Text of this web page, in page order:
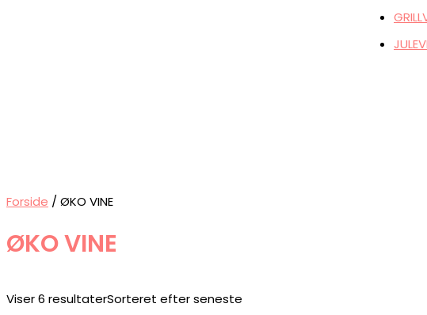
Forside / ØKO VINE
ØKO VINE
Viser 6 resultaterSorteret efter seneste